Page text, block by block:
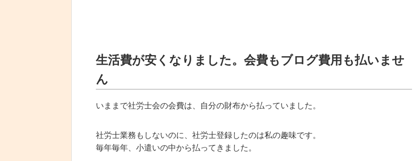
生活費が安くなりました。会費もブログ費用も払いませ
ん
いままで社労士会の会費は、自分の財布から払っていました。
社労士業務もしないのに、社労士登録したのは私の趣味です。
毎年毎年、小遣いの中から払ってきました。